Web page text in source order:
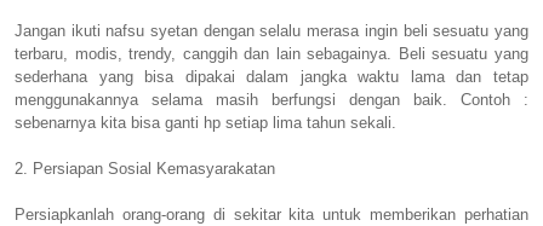
Jangan ikuti nafsu syetan dengan selalu merasa ingin beli sesuatu yang
terbaru, modis, trendy, canggih dan lain sebagainya. Beli sesuatu yang
sederhana yang bisa dipakai dalam jangka waktu lama dan tetap
menggunakannya selama masih berfungsi dengan baik. Contoh :
sebenarnya kita bisa ganti hp setiap lima tahun sekali.
2. Persiapan Sosial Kemasyarakatan
Persiapkanlah orang-orang di sekitar kita untuk memberikan perhatian